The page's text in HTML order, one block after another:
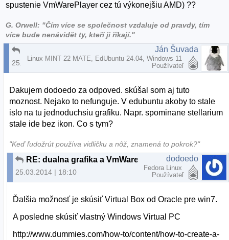
spustenie VmWarePlayer cez tú výkonejšiu AMD) ??
G. Orwell: "Čím více se společnost vzdaluje od pravdy, tím
více bude nenávidět ty, kteří ji říkají."
25.03.2014 | 15:19
Ján Šuvada
Linux MINT 22 MATE, EdUbuntu 24.04, Windows 11
Používateľ
Dakujem dodoedo za odpoved. skúšal som aj tuto
moznost. Nejako to nefunguje. V edubuntu akoby to stale
islo na tu jednoduchsiu grafiku. Napr. spominane stellarium
stale ide bez ikon. Co s tym?
"Keď ľudožrút používa vidličku a nôž, znamená to pokrok?"
25.03.2014 | 18:10
dodoedo
Fedora Linux
Používateľ
Ďalšia možnosť je skúsiť Virtual Box od Oracle pre win7.
A posledne skúsiť vlastný Windows Virtual PC
http://www.dummies.com/how-to/content/how-to-create-a-